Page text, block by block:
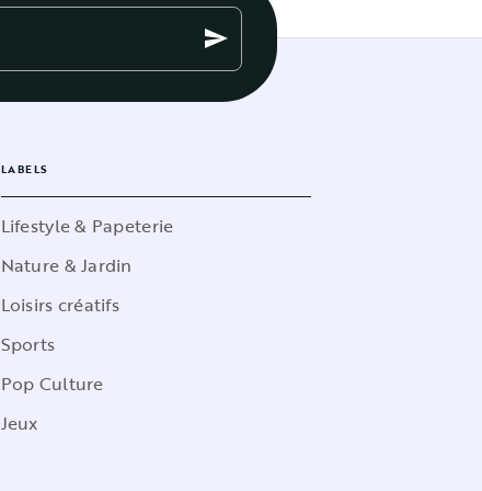
send
LABELS
Lifestyle & Papeterie
Nature & Jardin
Loisirs créatifs
Sports
Pop Culture
Jeux